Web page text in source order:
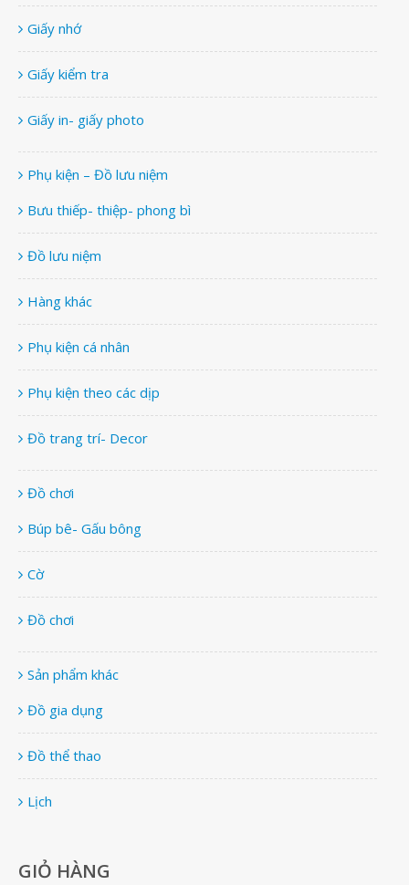
Giấy nhớ
Giấy kiểm tra
Giấy in- giấy photo
Phụ kiện – Đồ lưu niệm
Bưu thiếp- thiệp- phong bì
Đồ lưu niệm
Hàng khác
Phụ kiện cá nhân
Phụ kiện theo các dịp
Đồ trang trí- Decor
Đồ chơi
Búp bê- Gấu bông
Cờ
Đồ chơi
Sản phẩm khác
Đồ gia dụng
Đồ thể thao
Lịch
GIỎ HÀNG